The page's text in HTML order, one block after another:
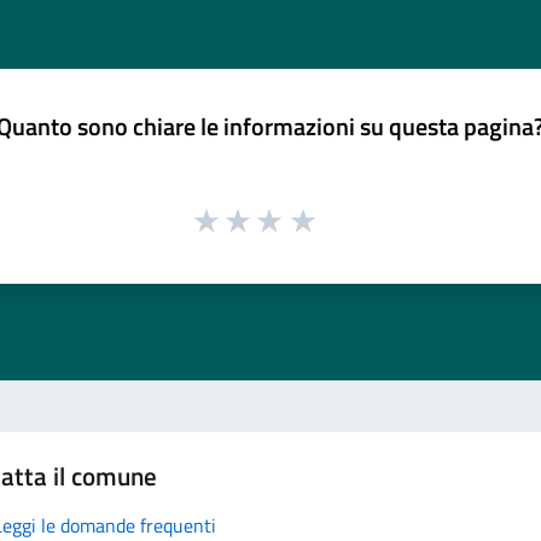
sono chiare le informazioni su questa
il comune
le domande frequenti